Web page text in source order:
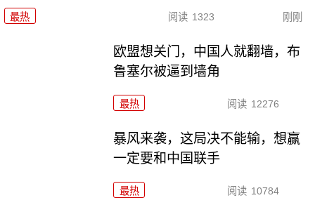
最热 阅读 1323 刚刚
欧盟想关门，中国人就翻墙，布
鲁塞尔被逼到墙角
最热 阅读 12276
暴风来袭，这局决不能输，想赢
一定要和中国联手
最热 阅读 10784